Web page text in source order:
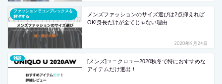
ファッションでコンプレックスを
解消する
メンズファッションのサイズ選びは2点抑えれば
OK!身長だけが全てじゃない理由
2020年9月24日
雑談
[メンズ]ユニクロユー2020秋冬で特におすすめな
アイテムだけ選出！